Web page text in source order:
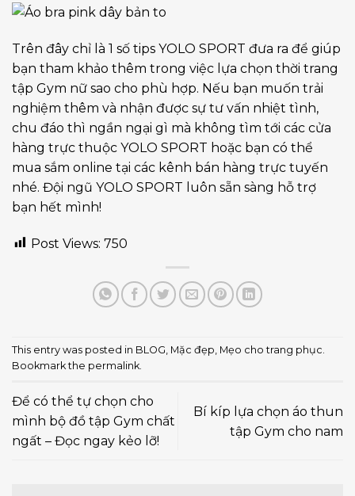
Trên đây chỉ là 1 số tips YOLO SPORT đưa ra để giúp
bạn tham khảo thêm trong việc lựa chọn thời trang
tập Gym nữ sao cho phù hợp. Nếu bạn muốn trải
nghiệm thêm và nhận được sự tư vấn nhiệt tình,
chu đáo thì ngần ngại gì mà không tìm tới các cửa
hàng trực thuộc YOLO SPORT hoặc bạn có thể
mua sắm online tại các kênh bán hàng trực tuyến
nhé. Đội ngũ YOLO SPORT luôn sẵn sàng hỗ trợ
bạn hết mình!
Post Views: 750
This entry was posted in BLOG, Mặc đẹp, Mẹo cho trang phục.
Bookmark the permalink.
Để có thể tự chọn cho
mình bộ đồ tập Gym chất
ngất – Đọc ngay kẻo lỡ!
Bí kíp lựa chọn áo thun
tập Gym cho nam